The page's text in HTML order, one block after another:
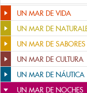
UN MAR DE VIDA
UN MAR DE
UN MAR DE SABORES
UN MAR DE CULTURA
UN MAR DE NÁUTICA
UN MAR DE NOCHES